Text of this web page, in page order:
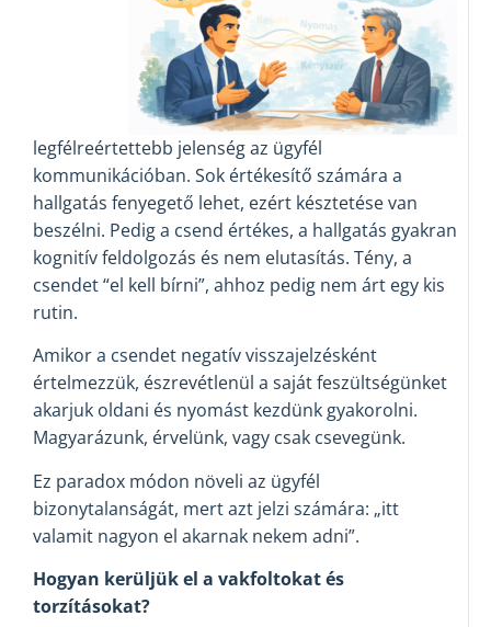
legfélreértettebb jelenség az ügyfél
kommunikációban. Sok értékesítő számára a
hallgatás fenyegető lehet, ezért késztetése van
beszélni. Pedig a csend értékes, a hallgatás gyakran
kognitív feldolgozás és nem elutasítás. Tény, a
csendet “el kell bírni”, ahhoz pedig nem árt egy kis
rutin.
Amikor a csendet negatív visszajelzésként
értelmezzük, észrevétlenül a saját feszültségünket
akarjuk oldani és nyomást kezdünk gyakorolni.
Magyarázunk, érvelünk, vagy csak csevegünk.
Ez paradox módon növeli az ügyfél
bizonytalanságát, mert azt jelzi számára: „itt
valamit nagyon el akarnak nekem adni”.
Hogyan kerüljük el a vakfoltokat és
torzításokat?